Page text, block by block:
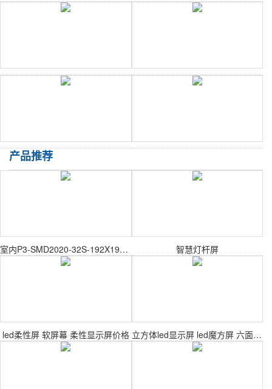
产品推荐
室内P3-SMD2020-32S-192X192mm室内表贴模组 智慧灯杆屏
led柔性屏 软屏幕 柔性显示屏价格 立方体led显示屏 led魔方屏 六面体led屏